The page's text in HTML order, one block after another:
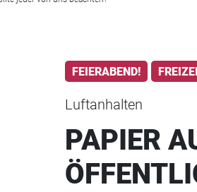
FEIERABEND!
Luftanhalten
PAPIER